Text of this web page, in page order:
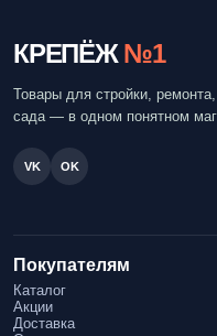
КРЕПЁЖ №1
Товары для стройки,
сада — в одном понятном
VK OK
Покупателям
Каталог
Акции
Доставка